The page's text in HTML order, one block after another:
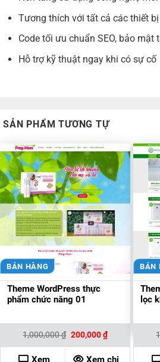
Tương thích với tất cả các thiết bị
Code tối ưu chuẩn SEO, bảo mật
Hỗ trợ kỹ thuật ngay khi có sự cố
SẢN PHẨM TƯƠNG TỰ
BÁN HÀNG
Theme WordPress thực
phẩm chức năng 01
1,000,000₫ Giá
gốc
là:
1,000,000 ₫.
200,000₫Giá
hiện
tại
là:
Xem
Xem chi
BÁN
lọc